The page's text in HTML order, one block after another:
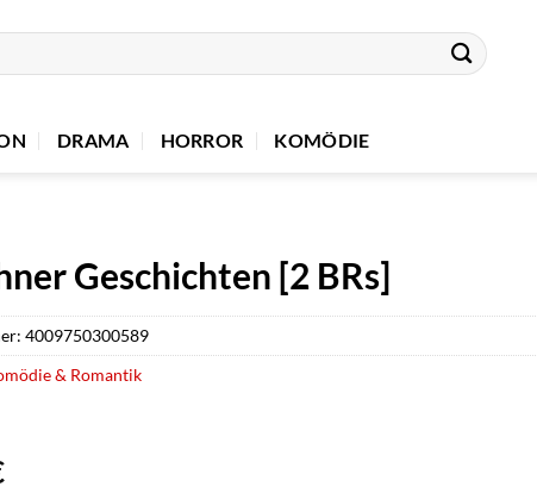
DRAMA HORROR KOMÖDIE
Geschichten [2 BRs]
4009750300589
& Romantik